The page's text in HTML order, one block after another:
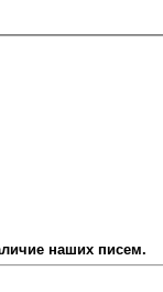
наших писем.